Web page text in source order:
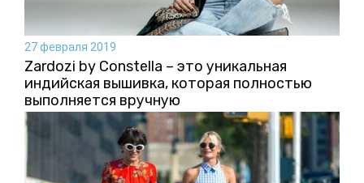
27 февраля 2019
Zardozi by Constella – это уникальная
индийская вышивка, которая полностью
выполняется вручную